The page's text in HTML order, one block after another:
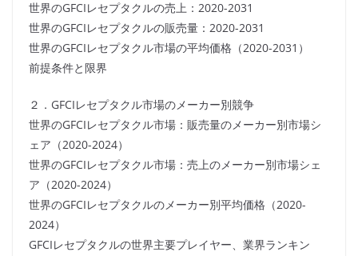
世界のGFCIレセプタクルの売上：2020-2031
世界のGFCIレセプタクルの販売量：2020-2031
世界のGFCIレセプタクル市場の平均価格（2020-2031）
前提条件と限界
２．GFCIレセプタクル市場のメーカー別競争
世界のGFCIレセプタクル市場：販売量のメーカー別市場シ
ェア（2020-2024）
世界のGFCIレセプタクル市場：売上のメーカー別市場シェ
ア（2020-2024）
世界のGFCIレセプタクルのメーカー別平均価格（2020-
2024）
GFCIレセプタクルの世界主要プレイヤー、業界ランキン